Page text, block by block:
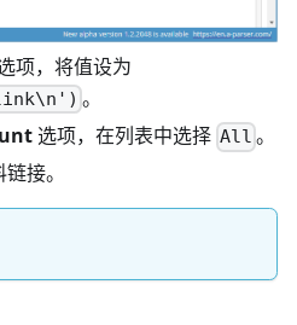
项，将值设为
。
选项，在列表中选择 All 。
接。